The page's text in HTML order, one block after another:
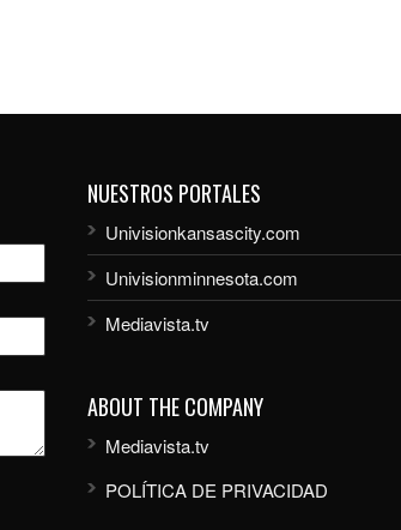
NUESTROS PORTALES
Univisionkansascity.com
Univisionminnesota.com
Mediavista.tv
ABOUT THE COMPANY
Mediavista.tv
POLÍTICA DE PRIVACIDAD